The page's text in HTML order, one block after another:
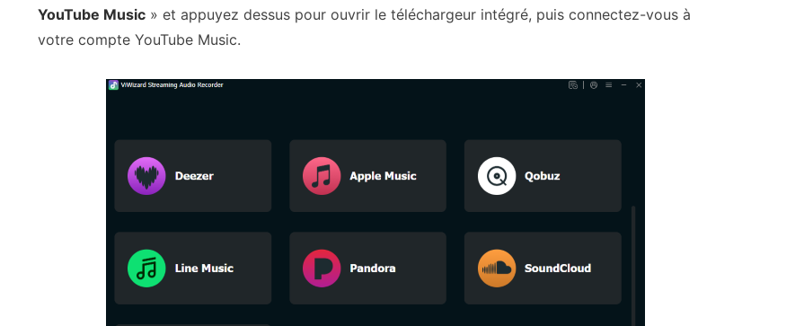
YouTube Music » et appuyez dessus pour ouvrir le téléchargeur intégré, puis connectez-vous à
votre compte YouTube Music.